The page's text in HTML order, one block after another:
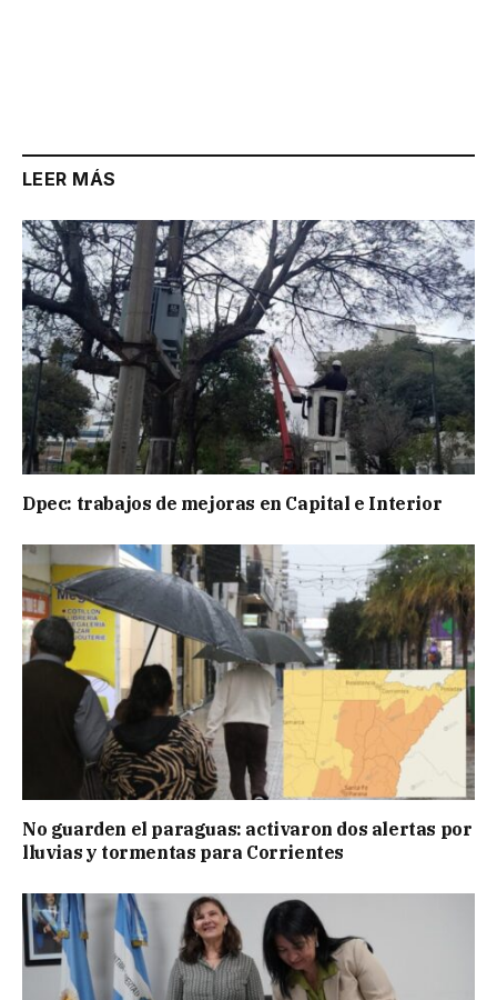
LEER MÁS
Dpec: trabajos de mejoras en Capital e Interior
No guarden el paraguas: activaron dos alertas por
lluvias y tormentas para Corrientes